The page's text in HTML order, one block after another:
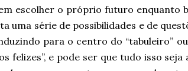
escolher o próprio futuro enquanto
uma série de possibilidades e de
para o centro do “tabuleiro”
felizes”, e pode ser que tudo isso seja